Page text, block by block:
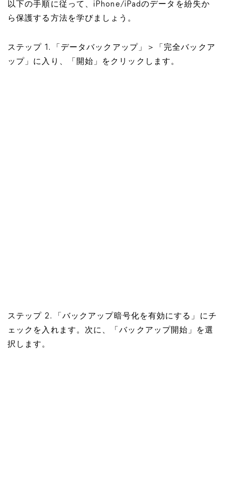
以下の手順に従って、iPhone/iPadのデータを紛失か
ら保護する方法を学びましょう。
ステップ 1. 「データバックアップ」＞「完全バックア
ップ」に入り、「開始」をクリックします。
ステップ 2. 「バックアップ暗号化を有効にする」にチ
ェックを入れます。次に、「バックアップ開始」を選
択します。